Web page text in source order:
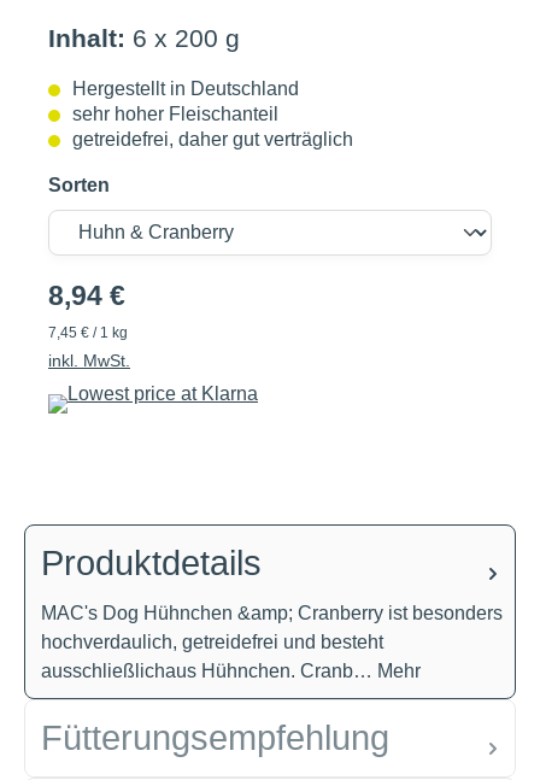
Inhalt: 6 x 200 g
Hergestellt in Deutschland
sehr hoher Fleischanteil
getreidefrei, daher gut verträglich
Sorten
8,94 €
7,45 € / 1 kg
inkl. MwSt.
Produktdetails
MAC's Dog Hühnchen &amp; Cranberry ist besonders
hochverdaulich, getreidefrei und besteht
ausschließlichaus Hühnchen. Cranb… Mehr
Fütterungsempfehlung